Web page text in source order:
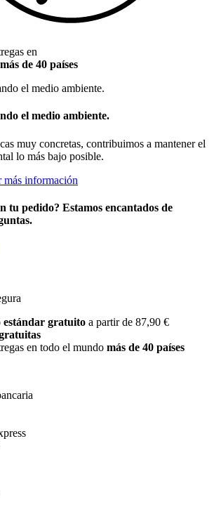
en
más de 40 países
el medio ambiente.
muy concretas, contribuimos a mantener el
lo más bajo posible.
más información
tu pedido? Estamos encantados de
estándar gratuito a partir de 87,90 €
en todo el mundo más de 40 países